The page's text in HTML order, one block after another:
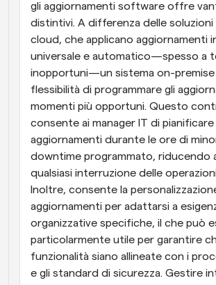
gli aggiornamenti software offre
distintivi. A differenza delle soluzioni
cloud, che applicano aggiornamenti
universale e automatico—spesso a
inopportuni—un sistema on-premise
flessibilità di programmare gli
momenti più opportuni. Questo
consente ai manager IT di pianificare
aggiornamenti durante le ore di
downtime programmato, riducendo
qualsiasi interruzione delle
Inoltre, consente la
aggiornamenti per adattarsi a
organizzative specifiche, il che può
particolarmente utile per garantire
funzionalità siano allineate con i
e gli standard di sicurezza. Gestire